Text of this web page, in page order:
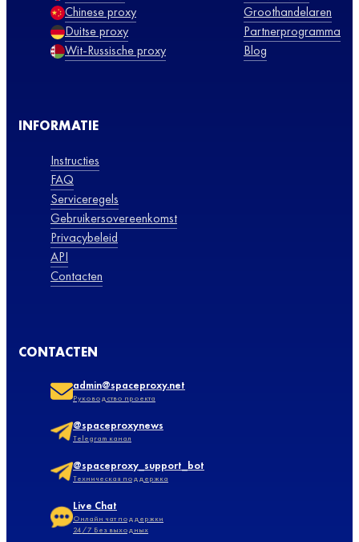
Chinese proxy
Duitse proxy
Wit-Russische proxy
Groothandelaren
Partnerprogramma
Blog
INFORMATIE
Instructies
FAQ
Serviceregels
Gebruikersovereenkomst
Privacybeleid
API
Contacten
CONTACTEN
admin@spaceproxy.net
Руководство проекта
@spaceproxynews
Telegram канал
@spaceproxy_support_bot
Техническая поддержка
Live Chat
Онлайн чат поддержки
24/7 Без выходных